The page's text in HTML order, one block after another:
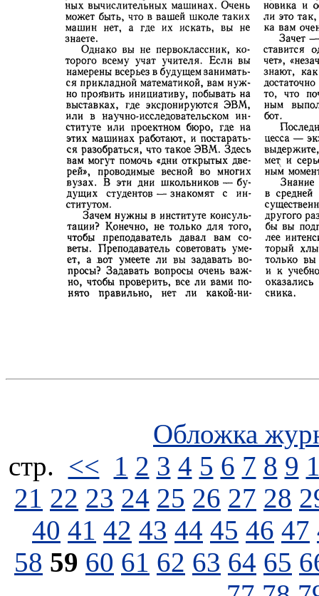
Обложка
стp. << 1 2 3 4 5 6 7 8 9
21 22 23 24 25 26 27 28
40 41 42 43 44 45 46 47
58 59 60 61 62 63 64 65